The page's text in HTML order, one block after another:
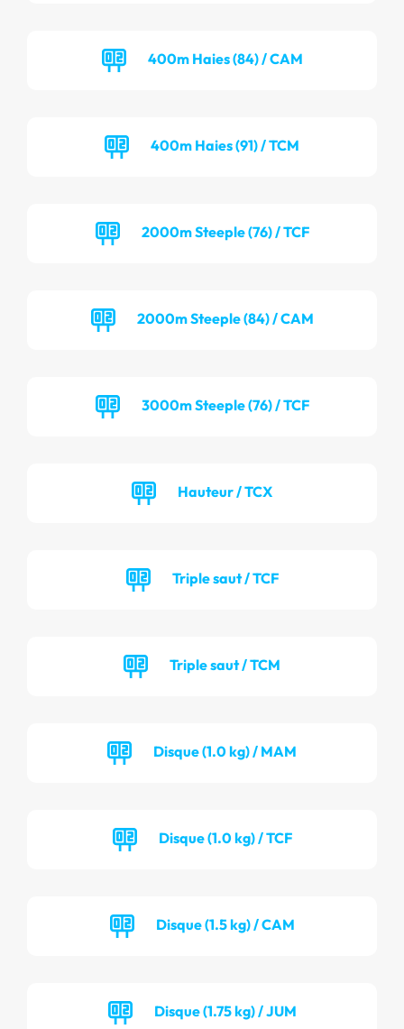
400m Haies (84) / CAM
400m Haies (91) / TCM
2000m Steeple (76) / TCF
2000m Steeple (84) / CAM
3000m Steeple (76) / TCF
Hauteur / TCX
Triple saut / TCF
Triple saut / TCM
Disque (1.0 kg) / MAM
Disque (1.0 kg) / TCF
Disque (1.5 kg) / CAM
Disque (1.75 kg) / JUM